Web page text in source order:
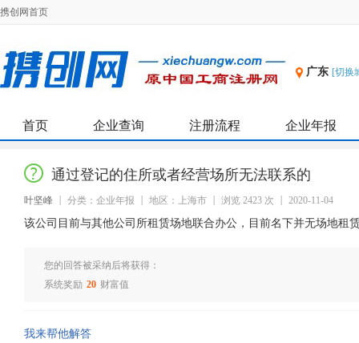
携创网首页
广东 [切换
首页 企业查询 注册流程 企业年报
通过登记的住所或者经营场所无法联系的
叶坚峰 分类：企业年报 地区：上海市 浏览 2423 次 2020-11-04
该公司目前与其他公司所租赁场地联合办公，目前名下并无场地租
您的回答被采纳后将获得：
系统奖励 20 财富值
我来帮他解答